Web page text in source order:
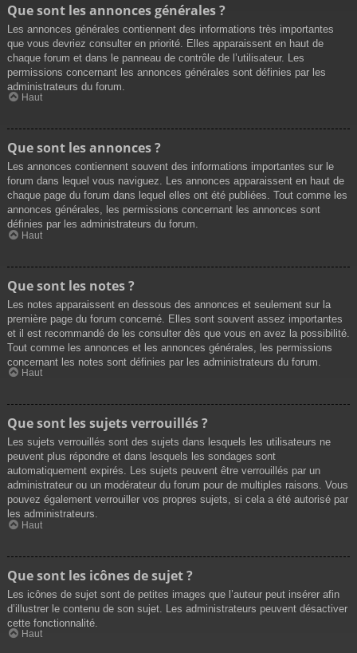
Que sont les annonces générales ?
Les annonces générales contiennent des informations très importantes
que vous devriez consulter en priorité. Elles apparaissent en haut de
chaque forum et dans le panneau de contrôle de l’utilisateur. Les
permissions concernant les annonces générales sont définies par les
administrateurs du forum.
Haut
Que sont les annonces ?
Les annonces contiennent souvent des informations importantes sur le
forum dans lequel vous naviguez. Les annonces apparaissent en haut de
chaque page du forum dans lequel elles ont été publiées. Tout comme les
annonces générales, les permissions concernant les annonces sont
définies par les administrateurs du forum.
Haut
Que sont les notes ?
Les notes apparaissent en dessous des annonces et seulement sur la
première page du forum concerné. Elles sont souvent assez importantes
et il est recommandé de les consulter dès que vous en avez la possibilité.
Tout comme les annonces et les annonces générales, les permissions
concernant les notes sont définies par les administrateurs du forum.
Haut
Que sont les sujets verrouillés ?
Les sujets verrouillés sont des sujets dans lesquels les utilisateurs ne
peuvent plus répondre et dans lesquels les sondages sont
automatiquement expirés. Les sujets peuvent être verrouillés par un
administrateur ou un modérateur du forum pour de multiples raisons. Vous
pouvez également verrouiller vos propres sujets, si cela a été autorisé par
les administrateurs.
Haut
Que sont les icônes de sujet ?
Les icônes de sujet sont de petites images que l’auteur peut insérer afin
d’illustrer le contenu de son sujet. Les administrateurs peuvent désactiver
cette fonctionnalité.
Haut